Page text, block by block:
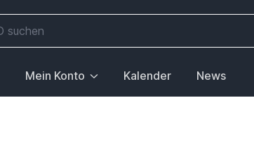
Mein Konto Kalender News